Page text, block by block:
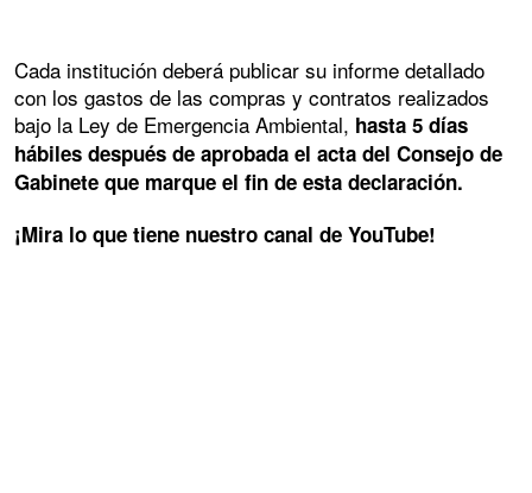
Cada institución deberá publicar su informe detallado
con los gastos de las compras y contratos realizados
bajo la Ley de Emergencia Ambiental, hasta 5 días
hábiles después de aprobada el acta del Consejo de
Gabinete que marque el fin de esta declaración.
¡Mira lo que tiene nuestro canal de YouTube!